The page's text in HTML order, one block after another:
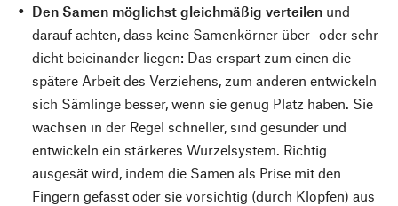
Den Samen möglichst gleichmäßig verteilen und
darauf achten, dass keine Samenkörner über- oder sehr
dicht beieinander liegen: Das erspart zum einen die
spätere Arbeit des Verziehens, zum anderen entwickeln
sich Sämlinge besser, wenn sie genug Platz haben. Sie
wachsen in der Regel schneller, sind gesünder und
entwickeln ein stärkeres Wurzelsystem. Richtig
ausgesät wird, indem die Samen als Prise mit den
Fingern gefasst oder sie vorsichtig (durch Klopfen) aus